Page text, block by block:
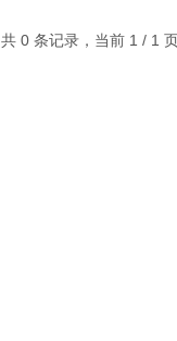
共 0 条记录，当前 1 / 1